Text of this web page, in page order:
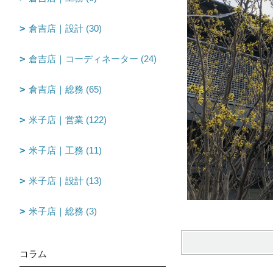
倉吉店｜設計 (30)
倉吉店｜コーディネーター (24)
倉吉店｜総務 (65)
米子店｜営業 (122)
米子店｜工務 (11)
米子店｜設計 (13)
米子店｜総務 (3)
コラム